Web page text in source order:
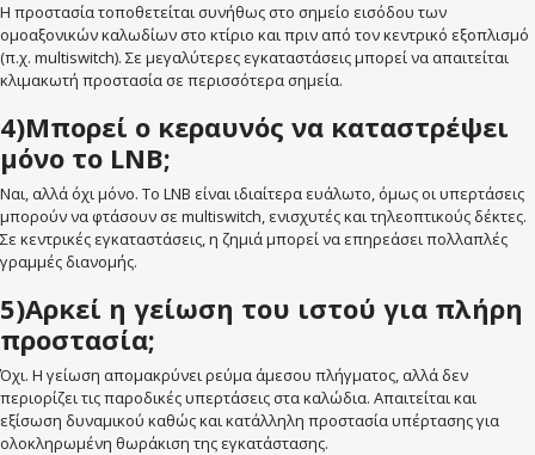
Η προστασία τοποθετείται συνήθως στο σημείο εισόδου των
ομοαξονικών καλωδίων στο κτίριο και πριν από τον κεντρικό εξοπλισμό
(π.χ. multiswitch). Σε μεγαλύτερες εγκαταστάσεις μπορεί να απαιτείται
κλιμακωτή προστασία σε περισσότερα σημεία.
4)Μπορεί ο κεραυνός να καταστρέψει
μόνο το LNB;
Ναι, αλλά όχι μόνο. Το LNB είναι ιδιαίτερα ευάλωτο, όμως οι υπερτάσεις
μπορούν να φτάσουν σε multiswitch, ενισχυτές και τηλεοπτικούς δέκτες.
Σε κεντρικές εγκαταστάσεις, η ζημιά μπορεί να επηρεάσει πολλαπλές
γραμμές διανομής.
5)Αρκεί η γείωση του ιστού για πλήρη
προστασία;
Όχι. Η γείωση απομακρύνει ρεύμα άμεσου πλήγματος, αλλά δεν
περιορίζει τις παροδικές υπερτάσεις στα καλώδια. Απαιτείται και
εξίσωση δυναμικού καθώς και κατάλληλη προστασία υπέρτασης για
ολοκληρωμένη θωράκιση της εγκατάστασης.